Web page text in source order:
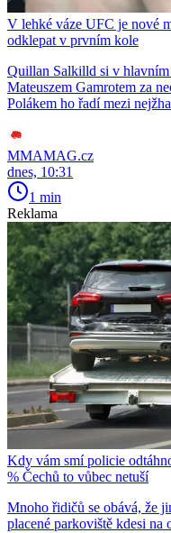
V lehké váze UFC je nové
odklepat v prvním kole
Quillan Salkilld si v hlavním
Mateuszem Gamrotem za
Polákem ho řadí mezi
MMAMAG.cz
dnes, 10:31
1 min
Reklama
Kdy vám smí policie
% Čechů to vůbec netuší
Mnoho řidičů se obává, že
placené parkoviště kdesi na